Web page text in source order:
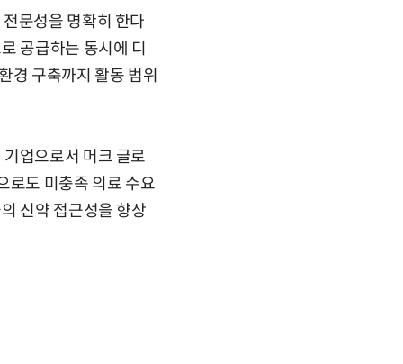
문성을 명확히 한다
공급하는 동시에 디
경 구축까지 활동 범위
업으로서 머크 글로
로도 미충족 의료 수요
신약 접근성을 향상